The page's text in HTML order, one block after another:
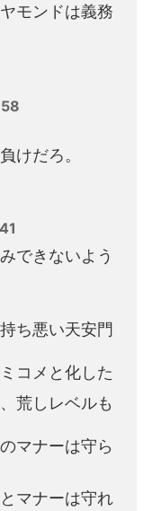
モンドは義務
けだろ。
できないよう
ち悪い天安門
コメと化した
荒しレベルも
マナーは守ら
マナーは守れ